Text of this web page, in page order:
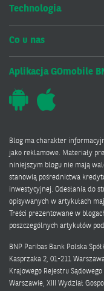
Technologia
Co u nas
Aplikacja GOmobile
Blog ma charakter
jako reklamowe. Materiały
niniejszym blogu nie mają
stanowią pośrednictwa
inwestycyjnej. Odesłania do
opisywanych w artykułach
Treści prezentowane w
poszczególnych artykułów
BNP Paribas Bank Polska
Kasprzaka 2, 01-211
Krajowego Rejestru
Warszawie, XIII Wydział